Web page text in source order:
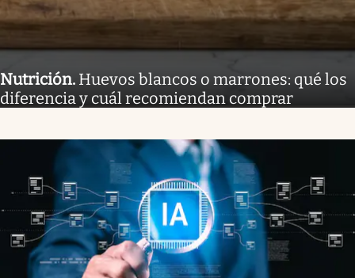
Nutrición. Huevos blancos o marrones: qué los
diferencia y cuál recomiendan comprar